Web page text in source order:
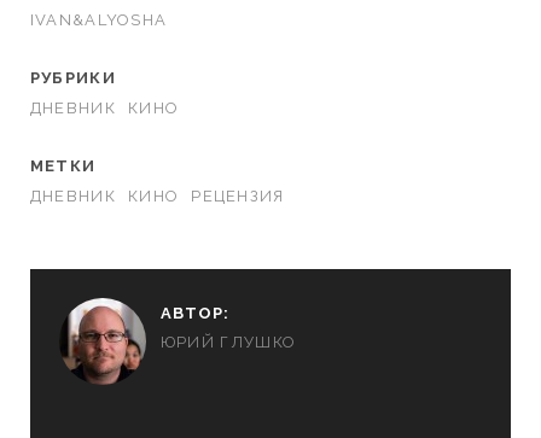
IVAN&ALYOSHA
РУБРИКИ
ДНЕВНИК
КИНО
МЕТКИ
ДНЕВНИК
КИНО РЕЦЕНЗИЯ
АВТОР:
ЮРИЙ ГЛУШКО